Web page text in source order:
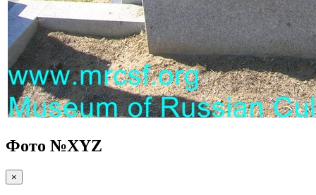
Фото №XYZ
×